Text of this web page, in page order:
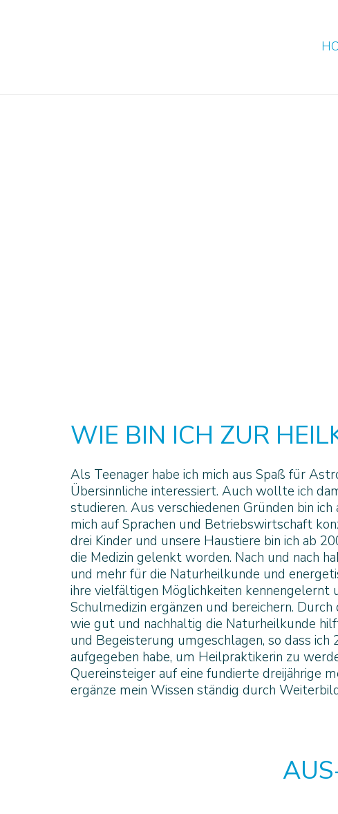
WIE BIN ICH ZUR
Als Teenager habe ich mich aus Spaß für
Übersinnliche interessiert. Auch wollte ich
studieren. Aus verschiedenen Gründen bin
mich auf Sprachen und Betriebswirtschaft
drei Kinder und unsere Haustiere bin ich ab
die Medizin gelenkt worden. Nach und nach
und mehr für die Naturheilkunde und
ihre vielfältigen Möglichkeiten kennengelernt
Schulmedizin ergänzen und bereichern.
wie gut und nachhaltig die Naturheilkunde
und Begeisterung umgeschlagen, so dass
aufgegeben habe, um Heilpraktikerin zu
Quereinsteiger auf eine fundierte dreijährige
ergänze mein Wissen ständig durch